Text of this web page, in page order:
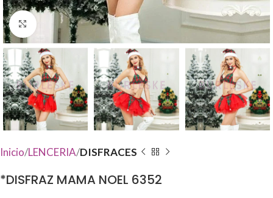
Haga Click para agrandar
Inicio LENCERIA DISFRACES
*DISFRAZ MAMA NOEL 6352